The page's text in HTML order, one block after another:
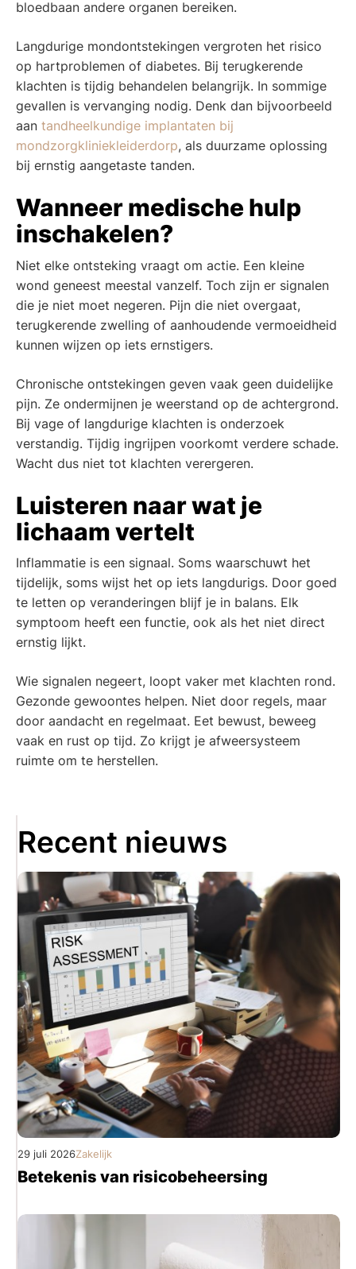
bloedbaan andere organen bereiken.
Langdurige mondontstekingen vergroten het risico
op hartproblemen of diabetes. Bij terugkerende
klachten is tijdig behandelen belangrijk. In sommige
gevallen is vervanging nodig. Denk dan bijvoorbeeld
aan tandheelkundige implantaten bij
mondzorgkliniekleiderdorp, als duurzame oplossing
bij ernstig aangetaste tanden.
Wanneer medische hulp
inschakelen?
Niet elke ontsteking vraagt om actie. Een kleine
wond geneest meestal vanzelf. Toch zijn er signalen
die je niet moet negeren. Pijn die niet overgaat,
terugkerende zwelling of aanhoudende vermoeidheid
kunnen wijzen op iets ernstigers.
Chronische ontstekingen geven vaak geen duidelijke
pijn. Ze ondermijnen je weerstand op de achtergrond.
Bij vage of langdurige klachten is onderzoek
verstandig. Tijdig ingrijpen voorkomt verdere schade.
Wacht dus niet tot klachten verergeren.
Luisteren naar wat je
lichaam vertelt
Inflammatie is een signaal. Soms waarschuwt het
tijdelijk, soms wijst het op iets langdurigs. Door goed
te letten op veranderingen blijf je in balans. Elk
symptoom heeft een functie, ook als het niet direct
ernstig lijkt.
Wie signalen negeert, loopt vaker met klachten rond.
Gezonde gewoontes helpen. Niet door regels, maar
door aandacht en regelmaat. Eet bewust, beweeg
vaak en rust op tijd. Zo krijgt je afweersysteem
ruimte om te herstellen.
Recent nieuws
29 juli 2026Zakelijk
Betekenis van risicobeheersing